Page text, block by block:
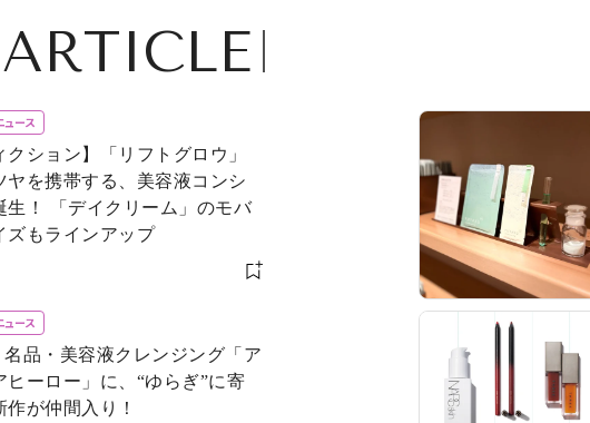
ュース
クション】「リフトグロウ」
ヤを携帯する、美容液コンシ
ーム」のモバ
ズもラインアップ
ュース
名品・美容液クレンジング「ア
ヒーロー」に、“ゆらぎ”に寄
作が仲間入り！